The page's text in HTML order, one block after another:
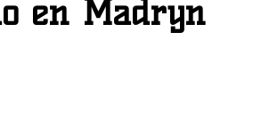
en Madryn